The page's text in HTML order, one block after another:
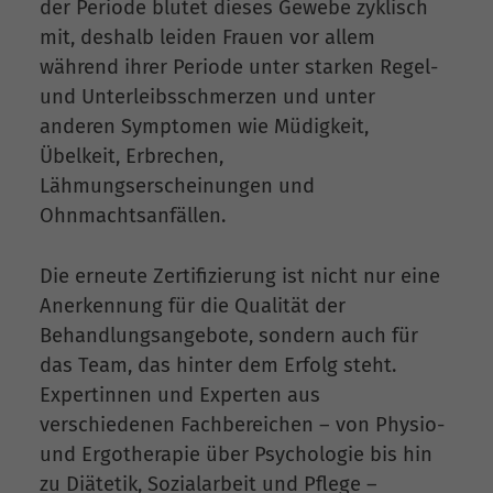
der Periode blutet dieses Gewebe zyklisch
mit, deshalb leiden Frauen vor allem
während ihrer Periode unter starken Regel-
und Unterleibsschmerzen und unter
anderen Symptomen wie Müdigkeit,
Übelkeit, Erbrechen,
Lähmungserscheinungen und
Ohnmachtsanfällen.
Die erneute Zertifizierung ist nicht nur eine
Anerkennung für die Qualität der
Behandlungsangebote, sondern auch für
das Team, das hinter dem Erfolg steht.
Expertinnen und Experten aus
verschiedenen Fachbereichen – von Physio-
und Ergotherapie über Psychologie bis hin
zu Diätetik, Sozialarbeit und Pflege –